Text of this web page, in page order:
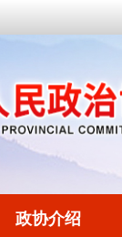
政协介绍